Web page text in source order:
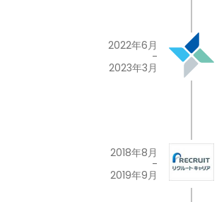
2022年6月
-
2023年3月
2018年8月
-
2019年9月